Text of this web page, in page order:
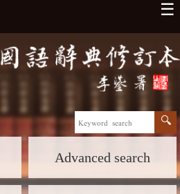
☰
Advanced search